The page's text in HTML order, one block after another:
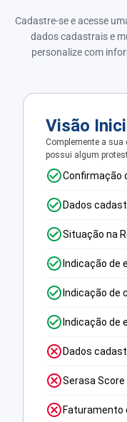
Cadastre-se e acesse
dados cadastrais e
personalize com
Visão
Complemente a sua
possui algum
Confirmação
Dados
Situação na
Indicação de
Indicação de
Indicação de
Dados
Serasa
Faturamento